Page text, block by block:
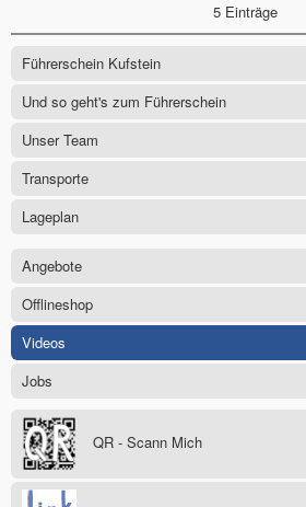
5 Einträge
Führerschein Kufstein
Und so geht's zum Führerschein
Unser Team
Transporte
Lageplan
Angebote
Offlineshop
Videos
Jobs
QR - Scann Mich